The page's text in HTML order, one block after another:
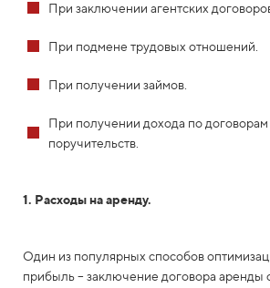
При заключении агентских
При подмене трудовых отношений.
При получении займов.
При получении дохода по
поручительств.
1. Расходы на аренду.
Один из популярных способов
прибыль – заключение договора аренды